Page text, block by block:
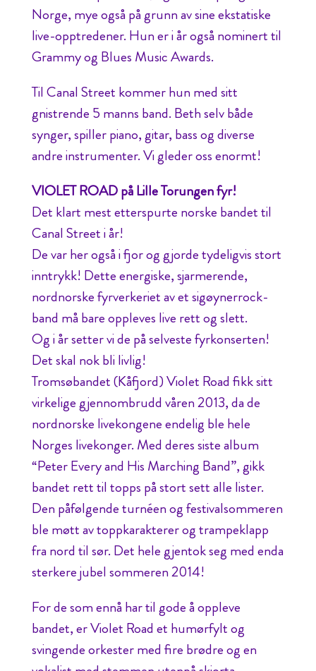
Norge, mye også på grunn av sine ekstatiske
live-opptredener. Hun er i år også nominert til
Grammy og Blues Music Awards.
Til Canal Street kommer hun med sitt
gnistrende 5 manns band. Beth selv både
synger, spiller piano, gitar, bass og diverse
andre instrumenter. Vi gleder oss enormt!
VIOLET ROAD på Lille Torungen fyr!
Det klart mest etterspurte norske bandet til
Canal Street i år!
De var her også i fjor og gjorde tydeligvis stort
inntrykk! Dette energiske, sjarmerende,
nordnorske fyrverkeriet av et sigøynerrock-
band må bare oppleves live rett og slett.
Og i år setter vi de på selveste fyrkonserten!
Det skal nok bli livlig!
Tromsøbandet (Kåfjord) Violet Road fikk sitt
virkelige gjennombrudd våren 2013, da de
nordnorske livekongene endelig ble hele
Norges livekonger. Med deres siste album
“Peter Every and His Marching Band”, gikk
bandet rett til topps på stort sett alle lister.
Den påfølgende turnéen og festivalsommeren
ble møtt av toppkarakterer og trampeklapp
fra nord til sør. Det hele gjentok seg med enda
sterkere jubel sommeren 2014!
For de som ennå har til gode å oppleve
bandet, er Violet Road et humørfylt og
svingende orkester med fire brødre og en